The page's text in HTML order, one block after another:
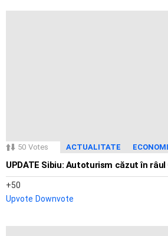
50 Votes ACTUALITATE
UPDATE Sibiu: Autoturism căzut în
50
Upvote Downvote